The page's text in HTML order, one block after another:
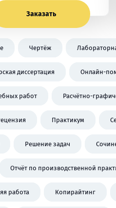
Заказать
Чертёж
диссертация Онлайн-
работ Расчётно-
Практикум
Решение задач
Отчёт по производственной
работа Копирайтинг